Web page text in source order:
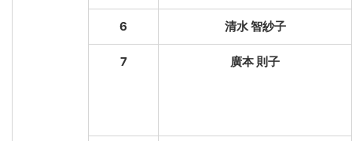
6 清水 智紗子
7 廣本 則子